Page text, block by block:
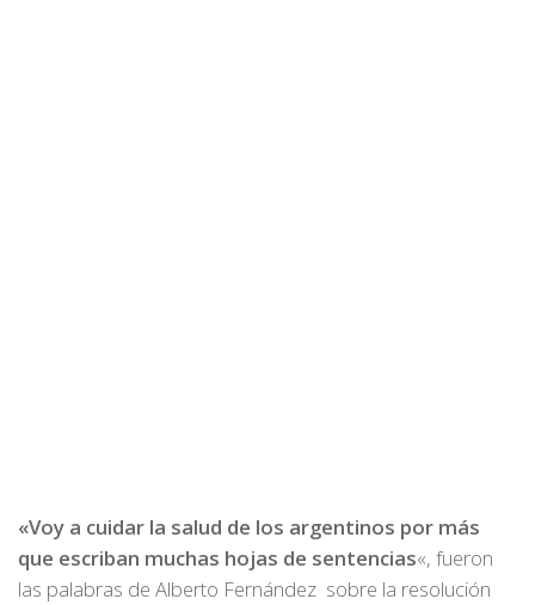
«Voy a cuidar la salud de los argentinos por más
que escriban muchas hojas de sentencias«, fueron
las palabras de Alberto Fernández sobre la resolución